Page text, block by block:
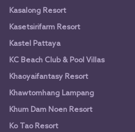
Kasalong Resort
Kasetsirifarm Resort
Kastel Pattaya
KC Beach Club & Pool Villas
Khaoyaifantasy Resort
Khawtomhang Lampang
Khum Dam Noen Resort
Ko Tao Resort